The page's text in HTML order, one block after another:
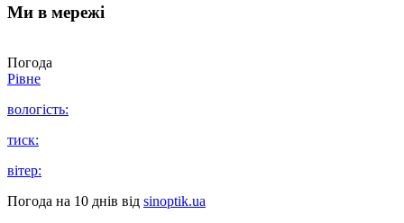
Ми в мережі
Погода
Рівне
вологість:
тиск:
вітер:
Погода на 10 днів від sinoptik.ua